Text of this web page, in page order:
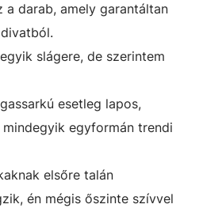
a darab, amely garantáltan
slágere, de szerintem
esetleg lapos,
egyformán trendi
elsőre talán
én mégis őszinte szívvel